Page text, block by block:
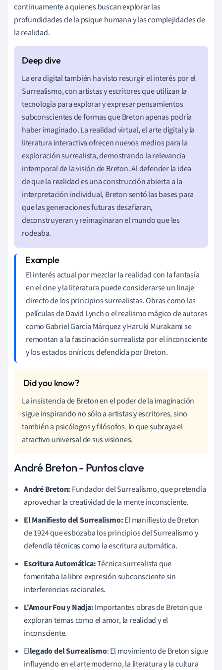
continuamente a quienes buscan explorar las
profundidades de la psique humana y las complejidades de
la realidad.
La era digital también ha visto resurgir el interés por el
Surrealismo, con artistas y escritores que utilizan la
tecnología para explorar y expresar pensamientos
subconscientes de formas que Breton apenas podría
haber imaginado. La realidad virtual, el arte digital y la
literatura interactiva ofrecen nuevos medios para la
exploración surrealista, demostrando la relevancia
intemporal de la visión de Breton. Al defender la idea
de que la realidad es una construcción abierta a la
interpretación individual, Breton sentó las bases para
que las generaciones futuras desafiaran,
deconstruyeran y reimaginaran el mundo que les
rodeaba.
El interés actual por mezclar la realidad con la fantasía
en el cine y la literatura puede considerarse un linaje
directo de los principios surrealistas. Obras como las
películas de David Lynch o el realismo mágico de autores
como Gabriel García Márquez y Haruki Murakami se
remontan a la fascinación surrealista por el inconsciente
y los estados oníricos defendida por Breton.
La insistencia de Breton en el poder de la imaginación
sigue inspirando no sólo a artistas y escritores, sino
también a psicólogos y filósofos, lo que subraya el
atractivo universal de sus visiones.
André Breton - Puntos clave
André Breton: Fundador del Surrealismo, que pretendía
aprovechar la creatividad de la mente inconsciente.
El Manifiesto del Surrealismo:El manifiesto de Breton
de 1924 que esbozaba los principios del Surrealismo y
defendía técnicas como la escritura automática.
Escritura Automática:Técnica surrealista que
fomentaba la libre expresión subconsciente sin
interferencias racionales.
L'Amour Fou y Nadja:Importantes obras de Breton que
exploran temas como el amor, la realidad y el
inconsciente.
Ellegado del Surrealismo: El movimiento de Breton sigue
influyendo en el arte moderno, la literatura y la cultura